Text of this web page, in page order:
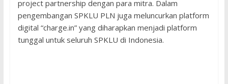
project partnership dengan para mitra. Dalam
pengembangan SPKLU PLN juga meluncurkan platform
digital “charge.in” yang diharapkan menjadi platform
tunggal untuk seluruh SPKLU di Indonesia.